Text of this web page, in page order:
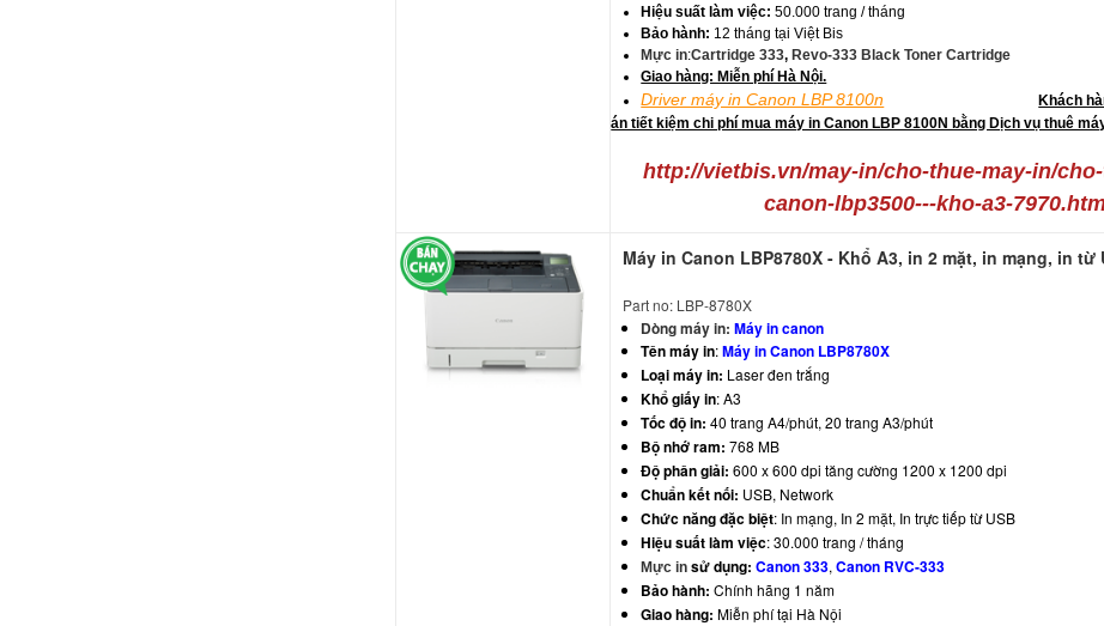
Hiệu suất làm việc: 50.000 trang / tháng
Bảo hành: 12 tháng tại Việt Bis
Mực in:Cartridge 333, Revo-333 Black Toner Cartridge
Giao hàng: Miễn phí Hà Nội.
Driver máy in Canon LBP 8100n
Khách
án tiết kiệm chi phí mua máy in Canon LBP 8100N bằng Dịch vụ thuê
http://vietbis.vn/may-in/cho-thue-may-in/
canon-lbp3500---kho-a3-
Máy in Canon LBP8780X - Khổ A3, in 2 mặt, in mạng, in từ
Part no: LBP-8780X
Dòng máy in:Máy in canon
Tên máy in:Máy in Canon LBP8780X
Loại máy in: Laser đen trắng
Khổ giấy in: A3
Tốc độ in: 40 trang A4/phút, 20 trang A3/phút
Bộ nhớ ram: 768 MB
Độ phân giải: 600 x 600 dpi tăng cường 1200 x 1200 dpi
Chuẩn kết nối: USB, Network
Chức năng đặc biệt: In mạng, In 2 mặt, In trực tiếp từ USB
Hiệu suất làm việc: 30.000 trang / tháng
Mực in sử dụng: Canon 333,Canon RVC-333
Bảo hành: Chính hãng 1 năm
Giao hàng: Miễn phí tại Hà Nội